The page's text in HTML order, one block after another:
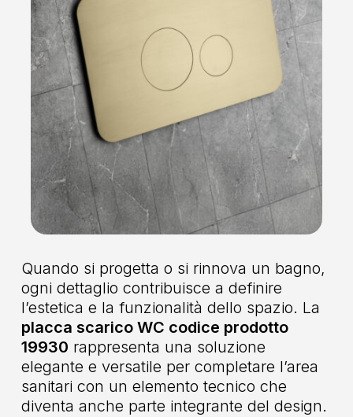
Quando si progetta o si rinnova un bagno,
ogni dettaglio contribuisce a definire
l’estetica e la funzionalità dello spazio. La
placca scarico WC codice prodotto
19930 rappresenta una soluzione
elegante e versatile per completare l’area
sanitari con un elemento tecnico che
diventa anche parte integrante del design.